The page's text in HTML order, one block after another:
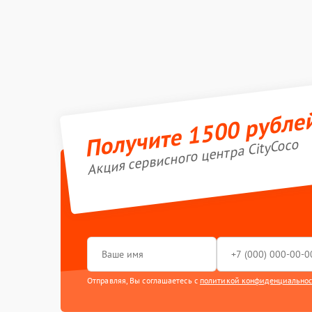
Получите 1500
Акция сервисного центра CityCoco
Отправляя, Вы соглашаетесь с политикой